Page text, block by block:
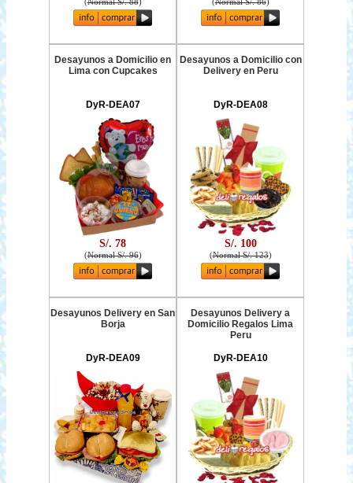
Desayunos a Domicilio en
Lima con Cupcakes
DyR-DEA07
S/. 78
(Normal S/. 96)
Desayunos a Domicilio con
Delivery en Peru
DyR-DEA08
S/. 100
(Normal S/. 123)
Desayunos Delivery en San
Borja
DyR-DEA09
Desayunos Delivery a
Domicilio Regalos Lima
Peru
DyR-DEA10